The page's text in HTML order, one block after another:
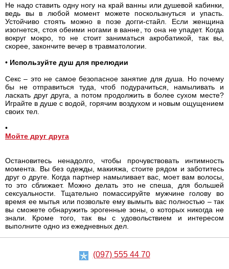
Не надо ставить одну ногу на край ванны или душевой кабинки,
ведь вы в любой момент можете поскользнуться и упасть.
Устойчиво стоять можно в позе догги-стайл. Если женщина
изогнется, стоя обеими ногами в ванне, то она не упадет. Когда
вокруг мокро, то не стоит заниматься акробатикой, так вы,
скорее, закончите вечер в травматологии.
• Используйте душ для прелюдии
Секс – это не самое безопасное занятие для душа. Но почему
бы не отправиться туда, чтоб подурачиться, намыливать и
ласкать друг друга, а потом продолжить в более сухом месте?
Играйте в душе с водой, горячим воздухом и новым ощущением
своих тел.
•
Мойте друг друга
Остановитесь ненадолго, чтобы прочувствовать интимность
момента. Вы без одежды, макияжа, стоите рядом и заботитесь
друг о друге. Когда партнер намыливает вас, моет вам волосы,
то это сближает. Можно делать это не спеша, для большей
сексуальности. Тщательно помассируйте мужчине голову во
время ее мытья или позвольте ему вымыть вас полностью – так
вы сможете обнаружить эрогенные зоны, о которых никогда не
знали. Кроме того, так вы с удовольствием и интересом
выполните одно из ежедневных дел.
(097) 555 44 70